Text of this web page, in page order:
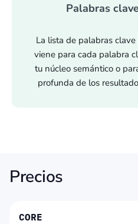
Palabras
La lista de palabras
viene para cada palabra
tu núcleo semántico o
profunda de los
Precios
CORE